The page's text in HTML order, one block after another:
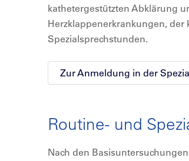
kathetergestützten Abklärung
Herzklappenerkrankungen,
Spezialsprechstunden.
Zur Anmeldung in der
Routine- und
Nach den